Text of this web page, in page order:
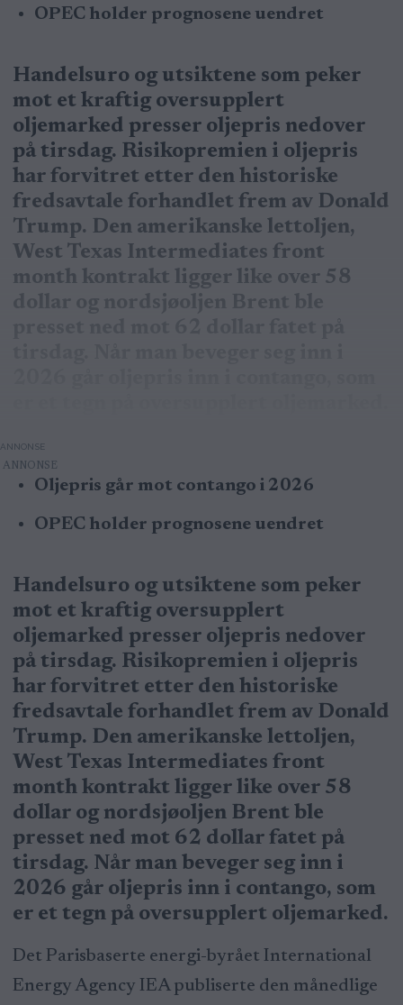
OPEC holder prognosene uendret
Handelsuro og utsiktene som peker
mot et kraftig oversupplert
oljemarked presser oljepris nedover
på tirsdag. Risikopremien i oljepris
har forvitret etter den historiske
fredsavtale forhandlet frem av Donald
Trump. Den amerikanske lettoljen,
West Texas Intermediates front
month kontrakt ligger like over 58
ANNONSE
Oljepris går mot contango i 2026
OPEC holder prognosene uendret
Handelsuro og utsiktene som peker
mot et kraftig oversupplert
oljemarked presser oljepris nedover
på tirsdag. Risikopremien i oljepris
har forvitret etter den historiske
fredsavtale forhandlet frem av Donald
Trump. Den amerikanske lettoljen,
West Texas Intermediates front
month kontrakt ligger like over 58
dollar og nordsjøoljen Brent ble
presset ned mot 62 dollar fatet på
tirsdag. Når man beveger seg inn i
2026 går oljepris inn i contango, som
er et tegn på oversupplert oljemarked.
Det Parisbaserte energi-byrået International
Energy Agency IEA publiserte den månedlige